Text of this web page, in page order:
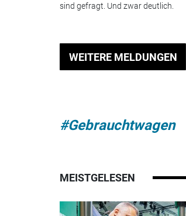
sind gefragt. Und zwar deutlich.
WEITERE MELDUNGEN
#Gebrauchtwagen
MEISTGELESEN